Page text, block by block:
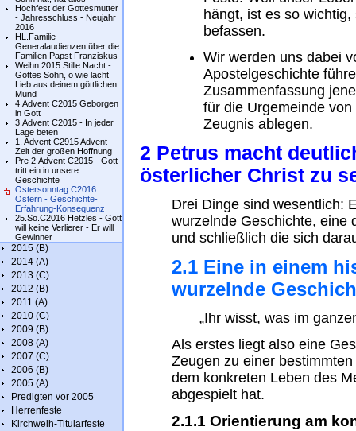
Hochfest der Gottesmutter
- Jahresschluss - Neujahr
2016
HL.Familie -
Generalaudienzen über die
Familien Papst Franziskus
Weihn 2015 Stille Nacht -
Gottes Sohn, o wie lacht
Lieb aus deinem göttlichen
Mund
4.Advent C2015 Geborgen
in Gott
3.Advent C2015 - In jeder
Lage beten
1. Advent C2915 Advent -
Zeit der großen Hoffnung
Pre 2.Advent C2015 - Gott
tritt ein in unsere
Geschichte
Ostersonntag C2016
Ostern - Geschichte-
Erfahrung-Konsequenz
25.So.C2016 Hetzles - Gott
will keine Verlierer - Er will
Gewinner
2015 (B)
2014 (A)
2013 (C)
2012 (B)
2011 (A)
2010 (C)
2009 (B)
2008 (A)
2007 (C)
2006 (B)
2005 (A)
Predigten vor 2005
Herrenfeste
Kirchweih-Titularfeste
hängt, ist es so
befassen.
Wir werden uns dabei
Apostelgeschichte
Zusammenfassung
für die Urgemeinde
Zeugnis ablegen.
2 Petrus macht
österlicher Christ zu
Drei Dinge sind wesentlich:
wurzelnde Geschichte, eine
und schließlich die sich
2.1 Eine in einem
wurzelnde
„Ihr wisst, was im
Als erstes liegt also eine
Zeugen zu einer
dem konkreten Leben des
abgespielt hat.
2.1.1 Orientierung am